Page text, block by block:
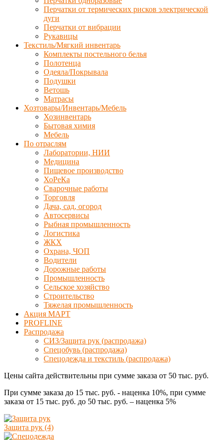
Перчатки от термических рисков электрической
дуги
Перчатки от вибрации
Рукавицы
Текстиль/Мягкий инвентарь
Комплекты постельного белья
Полотенца
Одеяла/Покрывала
Подушки
Ветошь
Матрасы
Хозтовары/Инвентарь/Мебель
Хозинвентарь
Бытовая химия
Мебель
По отраслям
Лаборатории, НИИ
Медицина
Пищевое производство
ХоРеКа
Сварочные работы
Торговля
Дача, сад, огород
Автосервисы
Рыбная промышленность
Логистика
ЖКХ
Охрана, ЧОП
Водители
Дорожные работы
Промышленность
Сельское хозяйство
Строительство
Тяжелая промышленность
Акция МАРТ
PROFLINE
Распродажа
СИЗ/Защита рук (распродажа)
Спецобувь (распродажа)
Спецодежда и текстиль (распродажа)
Цены сайта действительны при сумме заказа от 50 тыс. руб.
При сумме заказа до 15 тыс. руб. - наценка 10%, при сумме
заказа от 15 тыс. руб. до 50 тыс. руб. – наценка 5%
Защита рук (4)